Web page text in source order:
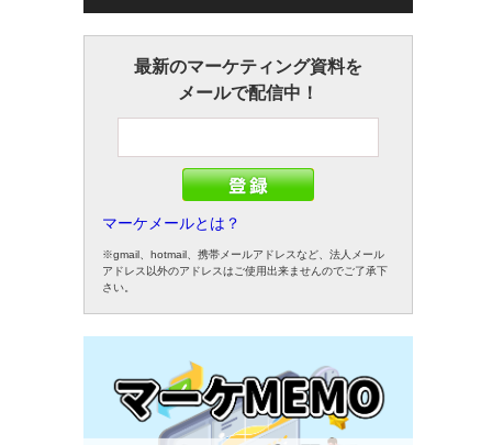
最新のマーケティング資料を
メールで配信中！
マーケメールとは？
※gmail、hotmail、携帯メールアドレスなど、法人メール
アドレス以外のアドレスはご使用出来ませんのでご了承下
さい。